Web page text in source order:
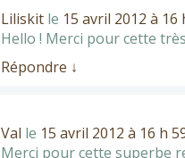
Liliskit le 15 avril 2012 à 16
Hello ! Merci pour cette
Répondre ↓
Val le 15 avril 2012 à 16 h
Merci pour cette superbe